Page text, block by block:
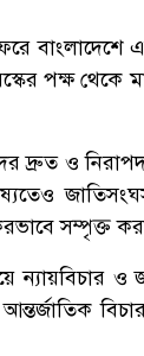
বাংলাদেশে
পক্ষ থেকে
দ্রুত ও
জাতিসংঘসহ
সম্পৃক্ত
ন্যায়বিচার ও